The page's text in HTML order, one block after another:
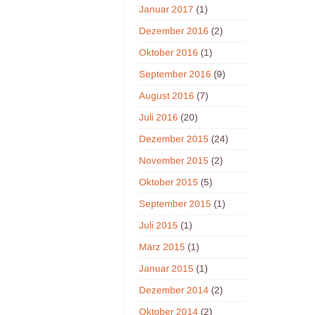
Januar 2017 (1)
Dezember 2016 (2)
Oktober 2016 (1)
September 2016 (9)
August 2016 (7)
Juli 2016 (20)
Dezember 2015 (24)
November 2015 (2)
Oktober 2015 (5)
September 2015 (1)
Juli 2015 (1)
März 2015 (1)
Januar 2015 (1)
Dezember 2014 (2)
Oktober 2014 (2)